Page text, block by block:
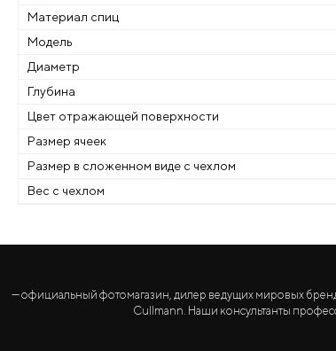
Материал спиц
Модель
Диаметр
Глубина
Цвет отражающей поверхности
Размер ячеек
Размер в сложенном виде с чехлом
Вес с чехлом
— официальный фотомагазин, дилер ведущих мировых
Cullmann. Наши консультанты